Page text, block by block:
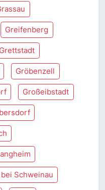
Greifenberg
Grettstadt
Gröbenzell
Großeibstadt
Schweinau